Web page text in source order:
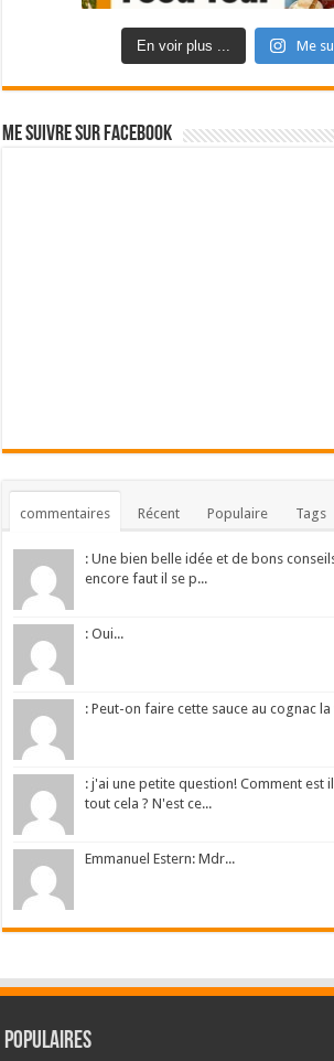
En voir plus ... Me
Me suivre sur Facebook
commentaires Récent Populaire Tags
: Une bien belle idée et de bons
encore faut il se p...
: Oui...
: Peut-on faire cette sauce au cognac la
: j'ai une petite question! Comment est
tout cela ? N'est ce...
Emmanuel Estern: Mdr...
Populaires